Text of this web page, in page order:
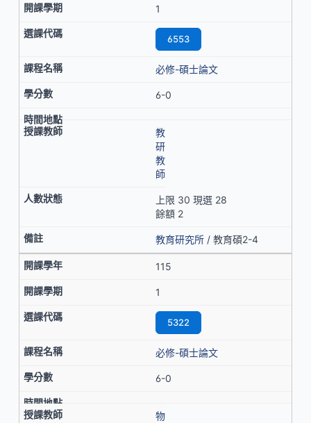
1
6553
必修-碩士論文
6-0
教
研
教
師
上限 30 現選 28
餘額 2
教育研究所 / 教育碩2-4
115
1
5322
必修-碩士論文
6-0
物